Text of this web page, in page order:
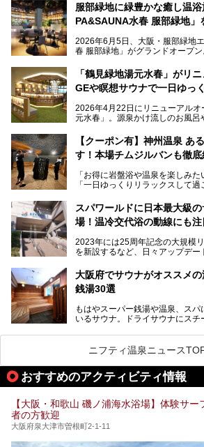
服部緑地に緑豊かな癒し温
PA&SAUNA水春 服部緑地」
2026年6月5日、大阪・服部緑地
春 服部緑地」がグランドオープン
当初の計画から約5年の時を経て
サウナ・岩盤浴・フィットネス
を融合した、これまでの“水春”の
今回はオープン前の内覧会に参加
サウナー注目の3種のサウナや
高い岩盤浴エリア、日本最大の台
スマシンなど、見どころ満載の館
「鶴見緑地湯元水春」がリ
GEや瞑想サウナで一日ゆっ
2026年4月22日にリニューアル
元水春」。源泉かけ流しのお風呂
に“一日中くつろげる場所”として
今回のリニューアルでは、新たに
見どころが盛りだくさん。日常の
ろん、休日にゆったり過ごしたい
本記事では、そんなリニューアル
紹介します。これから「鶴見緑地
い。
【クーポン有】神州温泉 あ
す！本場チムジルバンも徹底
「お得に岩盤浴や温泉を楽しみた
「一日ゆっくりリラックスして過
利用できる「神州温泉 あるごの
あるごの湯は、大阪府豊中市にあ
チムジルバン（岩盤浴）を中心に
タイムまで満喫できる長時間滞在
る迫力ある熱波パフォーマンスも
のう”体験をしっかり楽しめるの
ケやボウリングといった遊び場
で“遊び+癒し”の一日を過ごすの
処にいたるまで魅力をたっぷり
スパワールドに日本最大級
場！温冷交代浴の動線にも注
2023年には25周年記念の大規模
を新設するなど、日々アップデー
そんなスパワールドが2025年11
室や日本最大級140人収容の大規
アルオープン！浴室である4F・6F
大規模リニューアルの全容を確
オープンイベントに行ってきま
大阪府でサウナがオススメ
銭湯30選
もはやスーパー銭湯や温泉、ス
いるサウナ。ドライサウナにスチ
ペース、ロウリュウなど、心ゆ
が充実した施設も多くみられま
今回はそんなサウナにこだわっ
泉・銭湯・スパを30件紹介したい
ニフティ温泉ニュース
おすすめのアクティビティ情報
【大阪・和歌山 磯ノ浦海水浴場】体験サ
者の方歓迎
大阪府泉大津市曽根町2-1-11